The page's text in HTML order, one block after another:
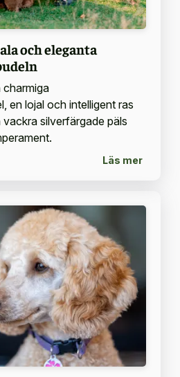
och eleganta
charmiga
en lojal och intelligent ras
silverfärgade päls
Läs mer